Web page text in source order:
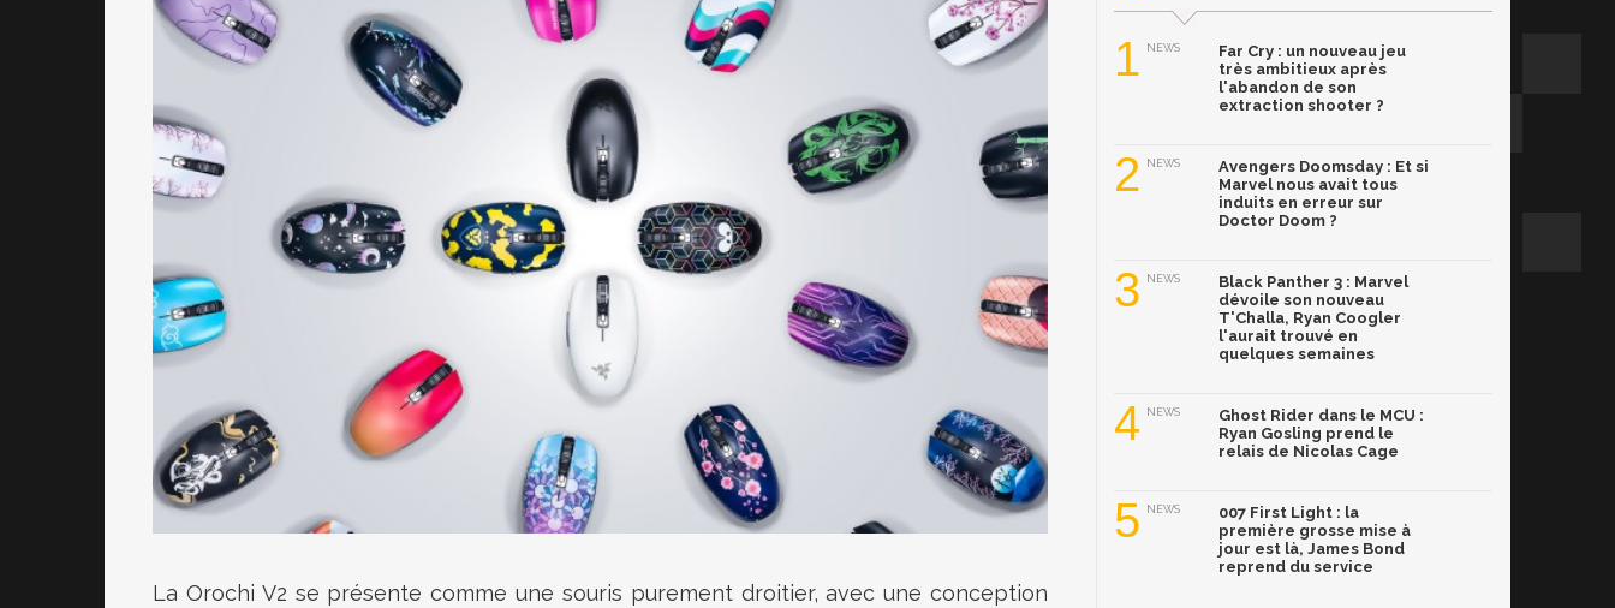
La Orochi V2 se présente comme une souris purement droitier, avec une conception
1 NEWS
Far Cry : un nouveau jeu
très ambitieux après
l'abandon de son
extraction shooter ?
2 NEWS
Avengers Doomsday : Et si
Marvel nous avait tous
induits en erreur sur
Doctor Doom ?
3 NEWS
Black Panther 3 : Marvel
dévoile son nouveau
T'Challa, Ryan Coogler
l'aurait trouvé en
quelques semaines
4 NEWS
Ghost Rider dans le MCU :
Ryan Gosling prend le
relais de Nicolas Cage
5 NEWS
007 First Light : la
première grosse mise à
jour est là, James Bond
reprend du service